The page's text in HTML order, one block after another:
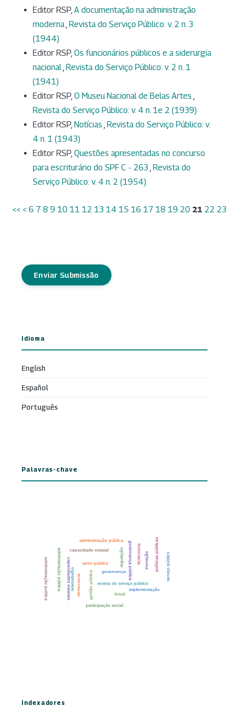
Editor RSP, A documentação na administração
moderna, Revista do Serviço Público: v. 2 n. 3
(1944)
Editor RSP, Os funcionários públicos e a siderurgia
nacional, Revista do Serviço Público: v. 2 n. 1
(1941)
Editor RSP, O Museu Nacional de Belas Artes ,
Revista do Serviço Público: v. 4 n. 1e 2 (1939)
Editor RSP, Notícias , Revista do Serviço Público: v.
4 n. 1 (1943)
Editor RSP, Questões apresentadas no concurso
para escriturário do SPF C - 263 , Revista do
Serviço Público: v. 4 n. 2 (1954)
<< < 6 7 8 9 10 11 12 13 14 15 16 17 18 19 20 21 22 23
Enviar Submissão
Idioma
English
Español
Português
Palavras-chave
Indexadores